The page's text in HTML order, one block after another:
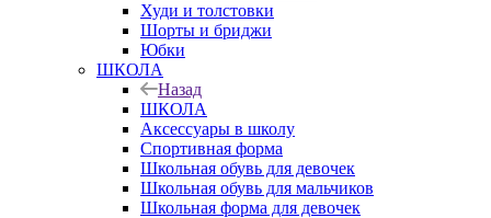
Худи и толстовки
Шорты и бриджи
Юбки
ШКОЛА
Назад
ШКОЛА
Аксессуары в школу
Спортивная форма
Школьная обувь для девочек
Школьная обувь для мальчиков
Школьная форма для девочек